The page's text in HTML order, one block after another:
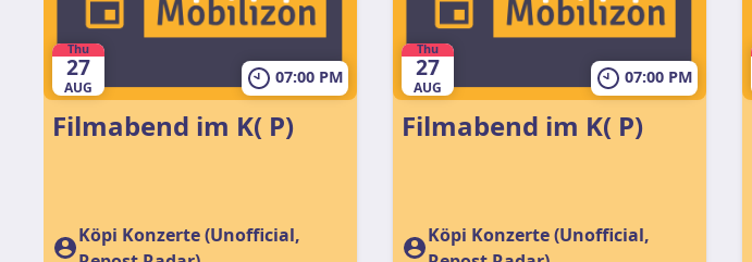
Thu
27
AUG
07:00 PM
Filmabend im K( P)
Köpi Konzerte (Unofficial,
Thu
27
AUG
07:00 PM
Filmabend im K( P)
Köpi Konzerte (Unofficial,